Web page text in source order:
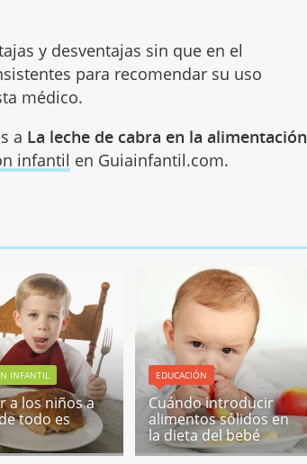
y desventajas sin que en el
para recomendar su uso
médico.
a La leche de cabra en la alimentación
infantil en Guiainfantil.com.
INFANTIL
a los niños a
todo es
EDUCACIÓN
Cuándo introducir
alimentos sólidos en
la dieta del bebé